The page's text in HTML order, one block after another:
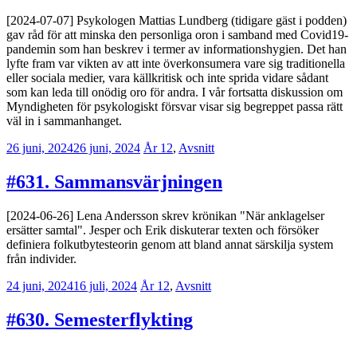
[2024-07-07] Psykologen Mattias Lundberg (tidigare gäst i podden)
gav råd för att minska den personliga oron i samband med Covid19-
pandemin som han beskrev i termer av informationshygien. Det han
lyfte fram var vikten av att inte överkonsumera vare sig traditionella
eller sociala medier, vara källkritisk och inte sprida vidare sådant
som kan leda till onödig oro för andra. I vår fortsatta diskussion om
Myndigheten för psykologiskt försvar visar sig begreppet passa rätt
väl in i sammanhanget.
26 juni, 202426 juni, 2024 Erik
År 12, Avsnitt
#631. Sammansvärjningen
[2024-06-26] Lena Andersson skrev krönikan "När anklagelser
ersätter samtal". Jesper och Erik diskuterar texten och försöker
definiera folkutbytesteorin genom att bland annat särskilja system
från individer.
24 juni, 202416 juli, 2024 Jesper
År 12, Avsnitt
#630. Semesterflykting